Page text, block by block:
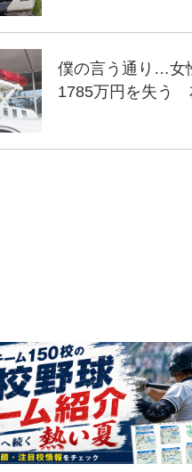
僕の言う通り…女
1785万円を失う